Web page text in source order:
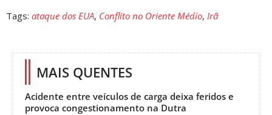
Tags: ataque dos EUA, Conflito no Oriente Médio, Irã
MAIS QUENTES
Acidente entre veículos de carga deixa feridos e
provoca congestionamento na Dutra